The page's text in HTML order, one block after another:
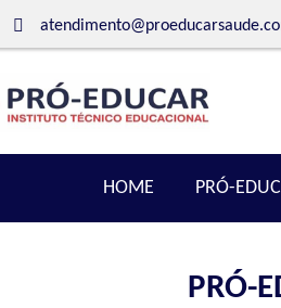
HOME PRÓ-
PRÓ-